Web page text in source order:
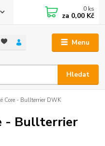
Menu
Hledat
0 ks
za 0,00 Kč
Core - Bullterrier DWK
- Bullterrier